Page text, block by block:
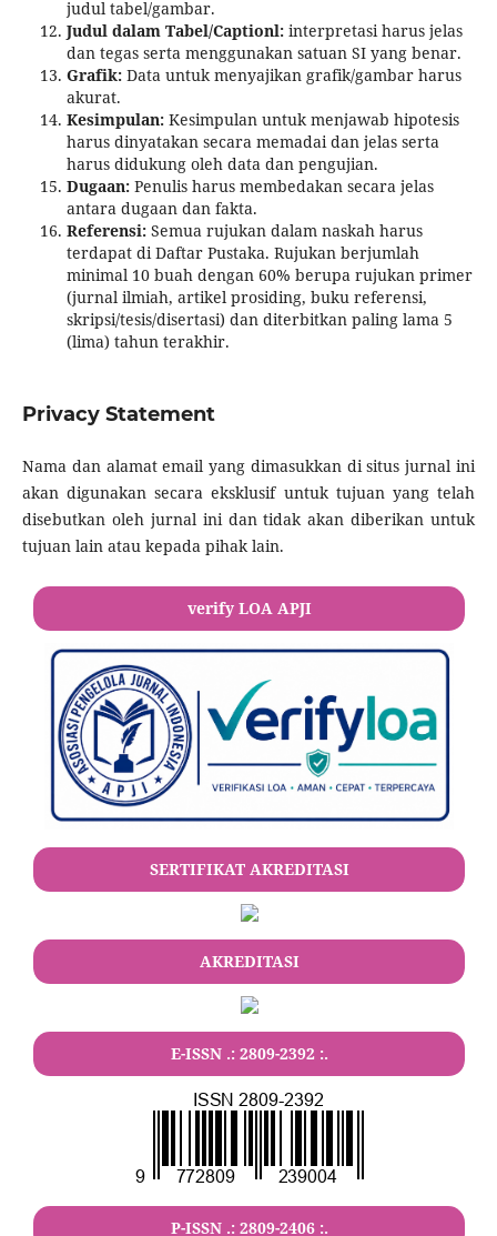
judul tabel/gambar.
Judul dalam Tabel/Captionl:interpretasi harus jelas
dan tegas serta menggunakan satuan SI yang benar.
Grafik:Data untuk menyajikan grafik/gambar harus
akurat.
Kesimpulan:Kesimpulan untuk menjawab hipotesis
harus dinyatakan secara memadai dan jelas serta
harus didukung oleh data dan pengujian.
Dugaan:Penulis harus membedakan secara jelas
antara dugaan dan fakta.
Referensi:Semua rujukan dalam naskah harus
terdapat di Daftar Pustaka. Rujukan berjumlah
minimal 10 buah dengan 60% berupa rujukan primer
(jurnal ilmiah, artikel prosiding, buku referensi,
skripsi/tesis/disertasi) dan diterbitkan paling lama 5
(lima) tahun terakhir.
Privacy Statement
Nama dan alamat email yang dimasukkan di situs jurnal ini
akan digunakan secara eksklusif untuk tujuan yang telah
disebutkan oleh jurnal ini dan tidak akan diberikan untuk
tujuan lain atau kepada pihak lain.
verify LOA APJI
SERTIFIKAT AKREDITASI
AKREDITASI
E-ISSN .: 2809-2392:.
P-ISSN .: 2809-2406:.